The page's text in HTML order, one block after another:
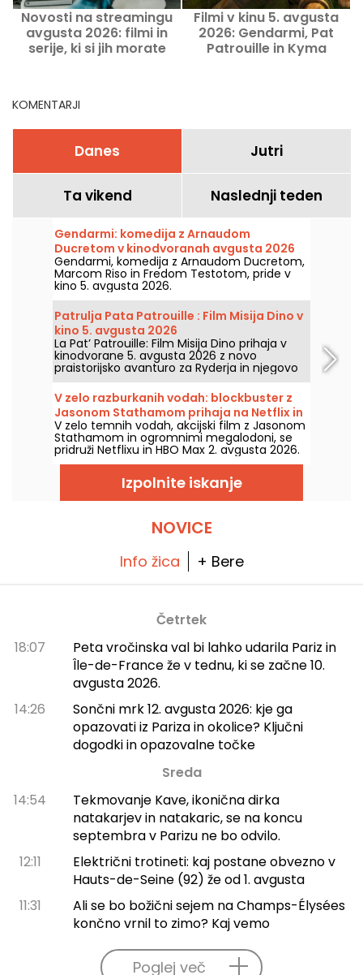
Novosti na streamingu
avgusta 2026: filmi in
serije, ki si jih morate
Filmi v kinu 5. avgusta
2026: Gendarmi, Pat
Patrouille in Kyma
KOMENTARJI
Danes Jutri
Ta vikend Naslednji teden
Gendarmi: komedija z Arnaudom
Ducretom v kinodvoranah avgusta 2026
Gendarmi, komedija z Arnaudom Ducretom,
Marcom Riso in Fredom Testotom, pride v
kino 5. avgusta 2026.
Patrulja Pata Patrouille : Film Misija Dino v
kino 5. avgusta 2026
La Pat’ Patrouille: Film Misija Dino prihaja v
kinodvorane 5. avgusta 2026 z novo
praistorijsko avanturo za Ryderja in njegovo
ekipo.
V zelo razburkanih vodah: blockbuster z
Jasonom Stathamom prihaja na Netflix in
HBO Max
V zelo temnih vodah, akcijski film z Jasonom
Stathamom in ogromnimi megalodoni, se
pridruži Netflixu in HBO Max 2. avgusta 2026.
Izpolnite iskanje
NOVICE
Info žica + Bere
Četrtek
18:07
Peta vročinska val bi lahko udarila Pariz in
Île-de-France že v tednu, ki se začne 10.
avgusta 2026.
14:26
Sončni mrk 12. avgusta 2026: kje ga
opazovati iz Pariza in okolice? Ključni
dogodki in opazovalne točke
Sreda
14:54
Tekmovanje Kave, ikonična dirka
natakarjev in natakaric, se na koncu
septembra v Parizu ne bo odvilo.
12:11
Električni trotineti: kaj postane obvezno v
Hauts-de-Seine (92) že od 1. avgusta
11:31
Ali se bo božični sejem na Champs-Élysées
končno vrnil to zimo? Kaj vemo
Poglej več